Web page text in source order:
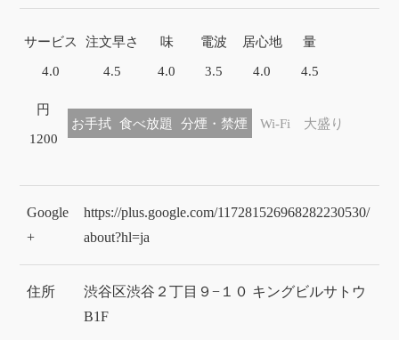
サービス
4.0
注文早さ
4.5
味
4.0
電波
3.5
居心地
4.0
量
4.5
円
1200
お手拭 食べ放題 分煙・禁煙 Wi-Fi 大盛り
Google
+
https://plus.google.com/117281526968282230530/
about?hl=ja
住所
渋谷区渋谷２丁目９−１０ キングビルサトウ
B1F